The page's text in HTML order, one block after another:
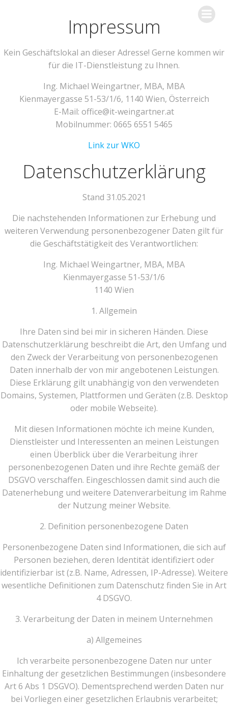
content
Impressum
Kein Geschäftslokal an dieser Adresse! Gerne kommen wir
für die IT-Dienstleistung zu Ihnen.
Ing. Michael Weingartner, MBA, MBA
Kienmayergasse 51-53/1/6, 1140 Wien, Österreich
E-Mail: office@it-weingartner.at
Mobilnummer: 0665 6551 5465
Link zur WKO
Datenschutzerklärung
Stand 31.05.2021
Die nachstehenden Informationen zur Erhebung und
weiteren Verwendung personenbezogener Daten gilt für
die Geschäftstätigkeit des Verantwortlichen:
Ing. Michael Weingartner, MBA, MBA
Kienmayergasse 51-53/1/6
1140 Wien
1. Allgemein
Ihre Daten sind bei mir in sicheren Händen. Diese
Datenschutzerklärung beschreibt die Art, den Umfang und
den Zweck der Verarbeitung von personenbezogenen
Daten innerhalb der von mir angebotenen Leistungen.
Diese Erklärung gilt unabhängig von den verwendeten
Domains, Systemen, Plattformen und Geräten (z.B. Desktop
oder mobile Webseite).
Mit diesen Informationen möchte ich meine Kunden,
Dienstleister und Interessenten an meinen Leistungen
einen Überblick über die Verarbeitung ihrer
personenbezogenen Daten und ihre Rechte gemäß der
DSGVO verschaffen. Eingeschlossen damit sind auch die
Datenerhebung und weitere Datenverarbeitung im Rahme
der Nutzung meiner Website.
2. Definition personenbezogene Daten
Personenbezogene Daten sind Informationen, die sich auf
Personen beziehen, deren Identität identifiziert oder
identifizierbar ist (z.B. Name, Adressen, IP-Adresse). Weitere
wesentliche Definitionen zum Datenschutz finden Sie in Art
4 DSGVO.
3. Verarbeitung der Daten in meinem Unternehmen
a) Allgemeines
Ich verarbeite personenbezogene Daten nur unter
Einhaltung der gesetzlichen Bestimmungen (insbesondere
Art 6 Abs 1 DSGVO). Dementsprechend werden Daten nur
bei Vorliegen einer gesetzlichen Erlaubnis verarbeitet;